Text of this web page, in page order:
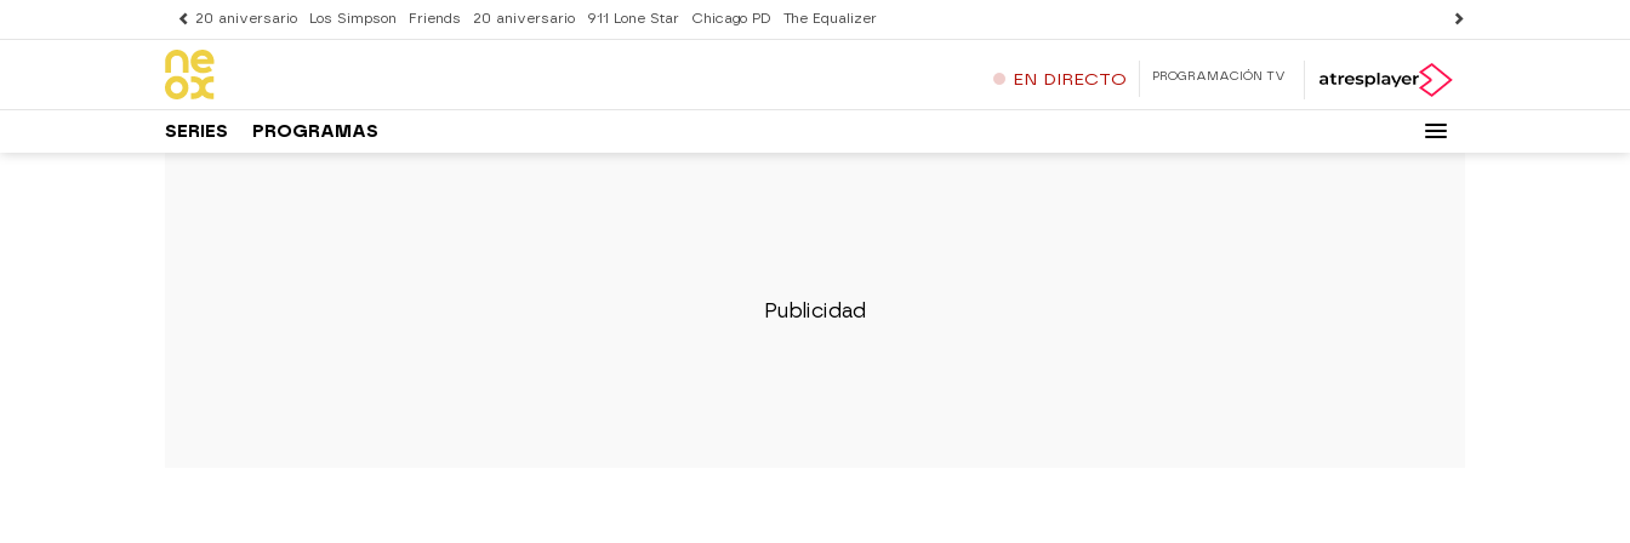
20 aniversario Los Simpson Friends 20 aniversario 911 Lone Star Chicago PD The Equalizer
EN DIRECTO PROGRAMACIÓN TV
SERIES PROGRAMAS